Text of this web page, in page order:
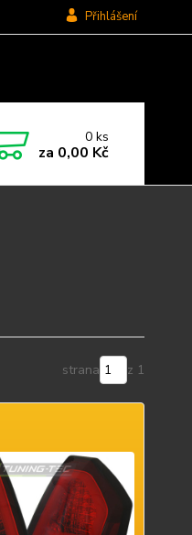
Přihlášení
0ks
za 0,00 Kč
strana z 1